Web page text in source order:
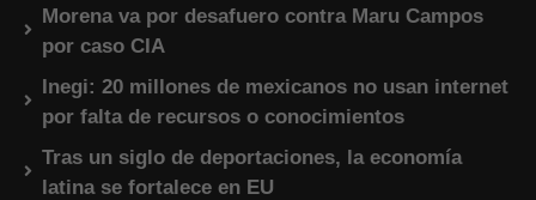
Morena va por desafuero contra Maru Campos
por caso CIA
Inegi: 20 millones de mexicanos no usan internet
por falta de recursos o conocimientos
Tras un siglo de deportaciones, la economía
latina se fortalece en EU